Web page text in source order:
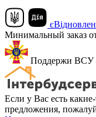
Минимальный заказ
Поддержи ВСУ
Если у Вас есть
предложения,